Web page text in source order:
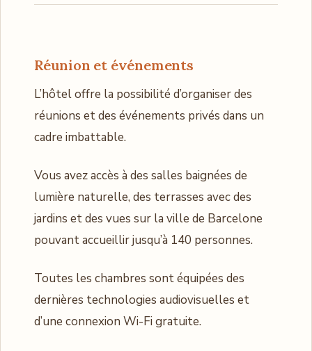
Réunion et événements
L’hôtel offre la possibilité d’organiser des
réunions et des événements privés dans un
cadre imbattable.
Vous avez accès à des salles baignées de
lumière naturelle, des terrasses avec des
jardins et des vues sur la ville de Barcelone
pouvant accueillir jusqu’à 140 personnes.
Toutes les chambres sont équipées des
dernières technologies audiovisuelles et
d’une connexion Wi-Fi gratuite.